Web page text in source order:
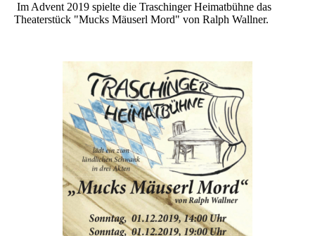
Im Advent 2019 spielte die Traschinger Heimatbühne das
Theaterstück "Mucks Mäuserl Mord" von Ralph Wallner.